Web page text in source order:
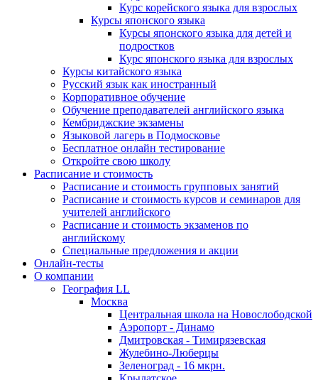
Курс корейского языка для взрослых
Курсы японского языка
Курсы японского языка для детей и
подростков
Курс японского языка для взрослых
Курсы китайского языка
Русский язык как иностранный
Корпоративное обучение
Обучение преподавателей английского языка
Кембриджские экзамены
Языковой лагерь в Подмосковье
Бесплатное онлайн тестирование
Откройте свою школу
Расписание и стоимость
Расписание и стоимость групповых занятий
Расписание и стоимость курсов и семинаров для
учителей английского
Расписание и стоимость экзаменов по
английскому
Специальные предложения и акции
Онлайн-тесты
О компании
География LL
Москва
Центральная школа на Новослободской
Аэропорт - Динамо
Дмитровская - Тимирязевская
Жулебино-Люберцы
Зеленоград - 16 мкрн.